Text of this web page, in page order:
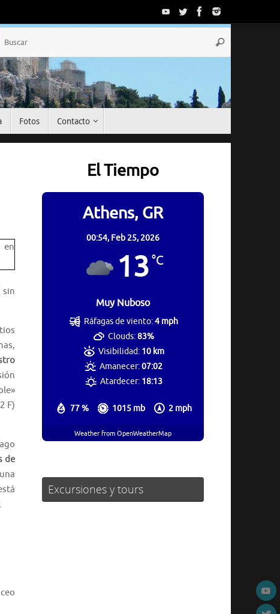
Buscar
Fotos Contacto
sin
F)
de
El Tiempo
Athens, GR
00:54, Feb 25, 2026
13°C
Muy Nuboso
77 % 1015 mb 2 mph
Ráfagas de viento:4 mph
Clouds:83%
Visibilidad: 10 km
Amanecer:07:02
Atardecer: 18:13
Weather from OpenWeatherMap
Excursiones y tours